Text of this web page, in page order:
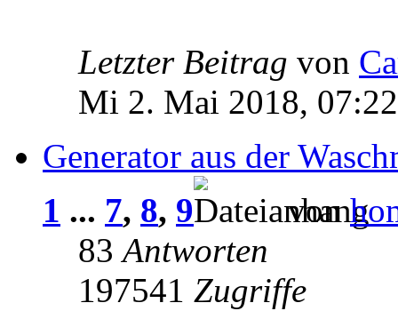
Letzter Beitrag von
Mi 2. Mai 2018, 07:22
Generator aus der
1 ... 7, 8, 9 von
83Antworten
197541 Zugriffe